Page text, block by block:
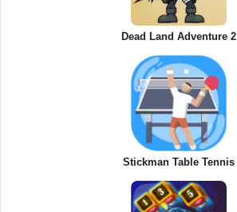
Dead Land Adventure 2
Stickman Table Tennis